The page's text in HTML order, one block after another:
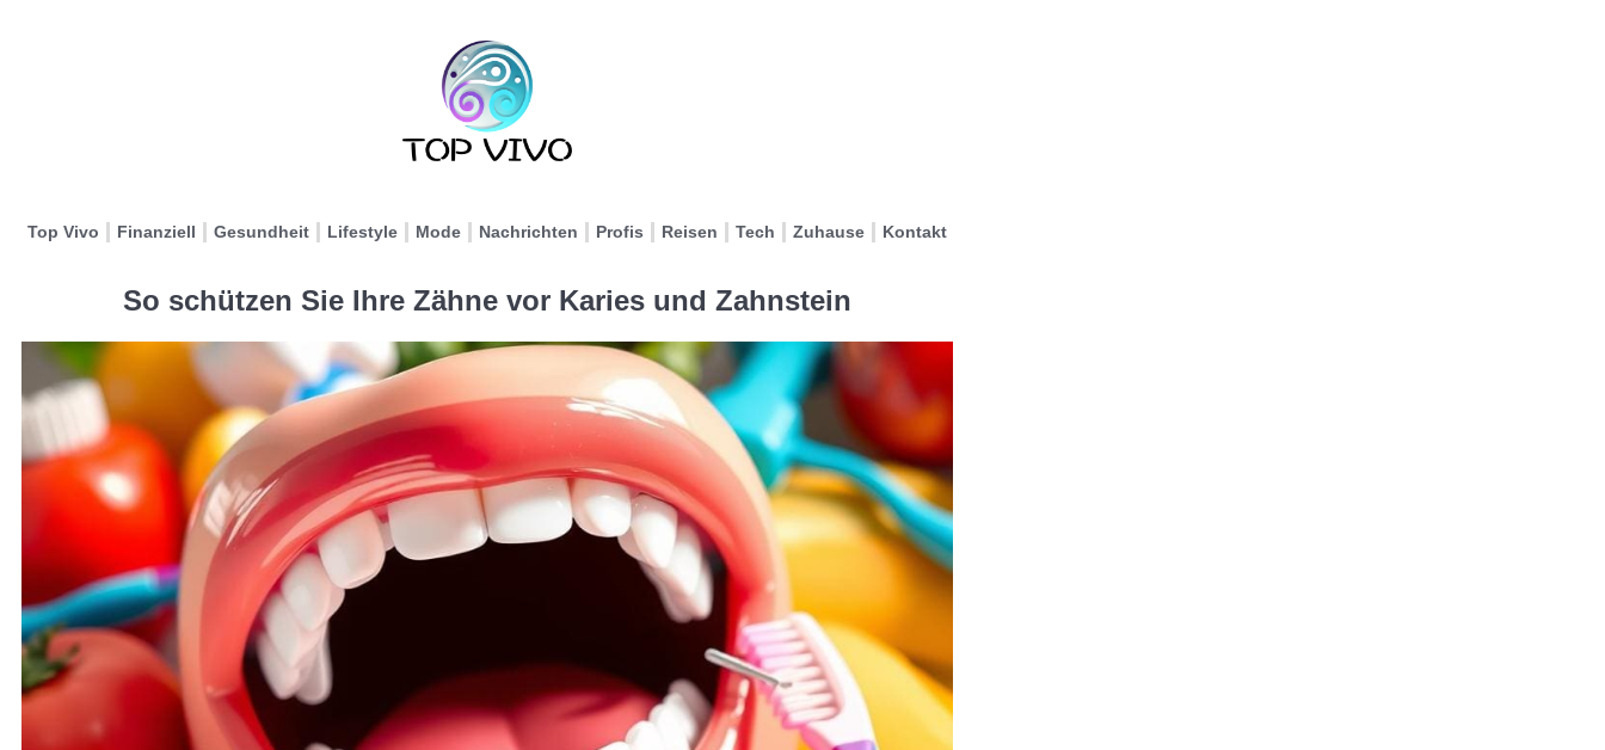
Top Vivo Finanziell Gesundheit Lifestyle Mode Nachrichten Profis Reisen Tech Zuhause Kontakt
So schützen Sie Ihre Zähne vor Karies und Zahnstein